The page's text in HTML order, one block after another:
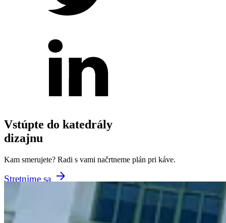
Vstúpte do katedrály
dizajnu
Kam smerujete? Radi s vami načrtneme plán pri káve.
Stretnime sa